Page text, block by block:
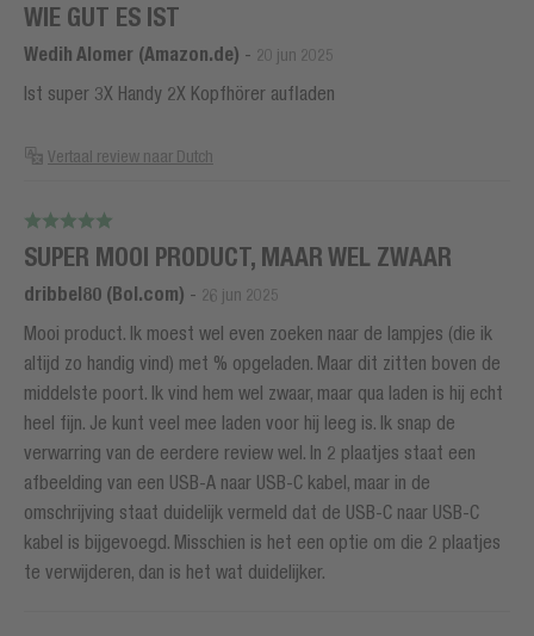
WIE GUT ES IST
Wedih Alomer (Amazon.de) - 20 jun 2025
Ist super 3X Handy 2X Kopfhörer aufladen
Vertaal review naar Dutch
SUPER MOOI PRODUCT, MAAR WEL ZWAAR
dribbel80 (Bol.com) - 26 jun 2025
Mooi product. Ik moest wel even zoeken naar de lampjes (die ik
altijd zo handig vind) met % opgeladen. Maar dit zitten boven de
middelste poort. Ik vind hem wel zwaar, maar qua laden is hij echt
heel fijn. Je kunt veel mee laden voor hij leeg is. Ik snap de
verwarring van de eerdere review wel. In 2 plaatjes staat een
afbeelding van een USB-A naar USB-C kabel, maar in de
omschrijving staat duidelijk vermeld dat de USB-C naar USB-C
kabel is bijgevoegd. Misschien is het een optie om die 2 plaatjes
te verwijderen, dan is het wat duidelijker.